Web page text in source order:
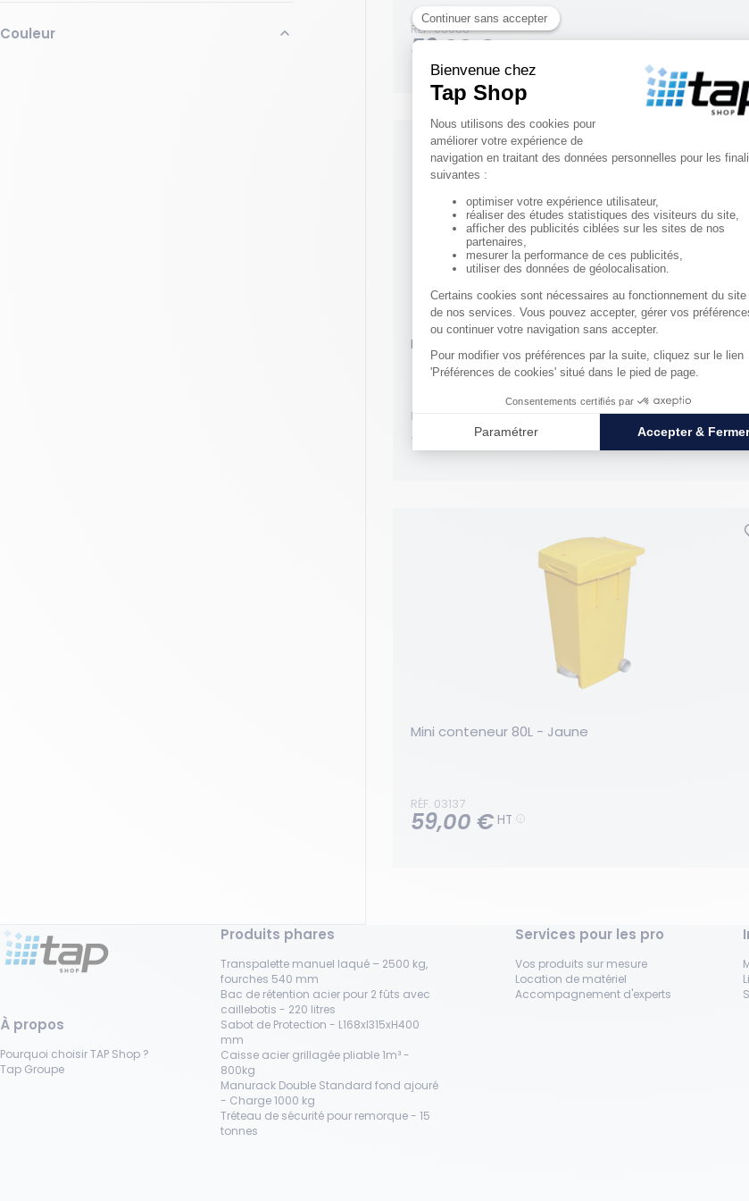
Couleur RÉF. 03088
59,00 € HT
Mini conteneur 80L - Blanc
RÉF. 03090
59,00 € HT
Mini conteneur 80L - Jaune
RÉF. 03137
59,00 € HT
À propos
Pourquoi choisir TAP Shop ?
Tap Groupe
Produits phares
Transpalette manuel laqué – 2500 kg,
fourches 540 mm
Bac de rétention acier pour 2 fûts avec
caillebotis - 220 litres
Sabot de Protection - L168xl315xH400
mm
Caisse acier grillagée pliable 1m³ -
800kg
Manurack Double Standard fond ajouré
- Charge 1000 kg
Tréteau de sécurité pour remorque - 15
tonnes
Services pour les pro
Vos produits sur mesure
Location de matériel
Accompagnement d'experts